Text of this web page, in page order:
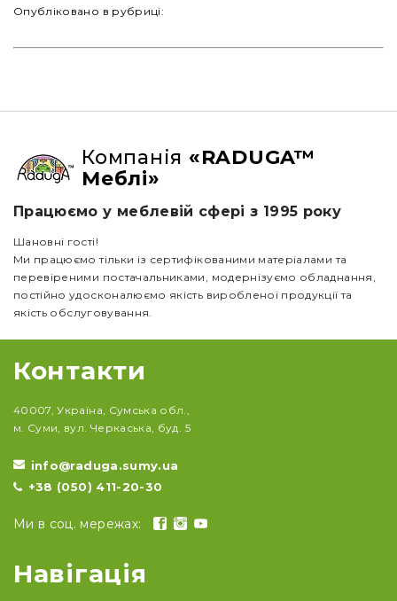
Опубліковано в рубриці:
Компанія «RADUGA™
Меблі»
Працюємо у меблевій сфері з 1995 року
Шановні гості!
Ми працюємо тільки із сертифікованими матеріалами та
перевіреними постачальниками, модернізуємо обладнання,
постійно удосконалюємо якість виробленої продукції та
якість обслуговування.
Контакти
40007, Україна, Сумська обл.,
м. Суми, вул. Черкаська, буд. 5
info@raduga.sumy.ua
+38 (050) 411-20-30
Ми в соц. мережах:
Навігація